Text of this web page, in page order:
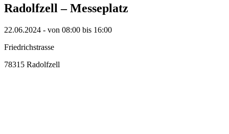
Radolfzell – Messeplatz
22.06.2024 - von 08:00 bis 16:00
Friedrichstrasse
78315 Radolfzell